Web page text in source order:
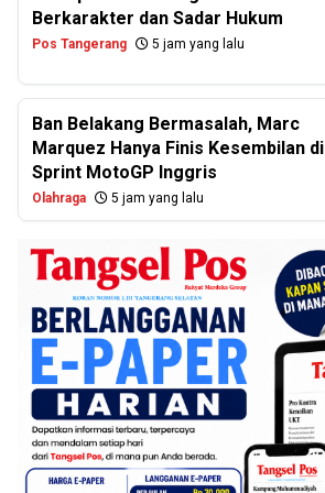
Berkarakter dan Sadar Hukum
Pos Tangerang 5 jam yang lalu
Ban Belakang Bermasalah, Marc
Marquez Hanya Finis Kesembilan di
Sprint MotoGP Inggris
Olahraga 5 jam yang lalu